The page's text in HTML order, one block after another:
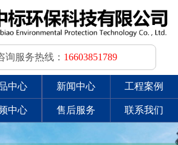
询服务热线： 16603851789
中心 新闻中心 工程案例
中心 售后服务 联系我们